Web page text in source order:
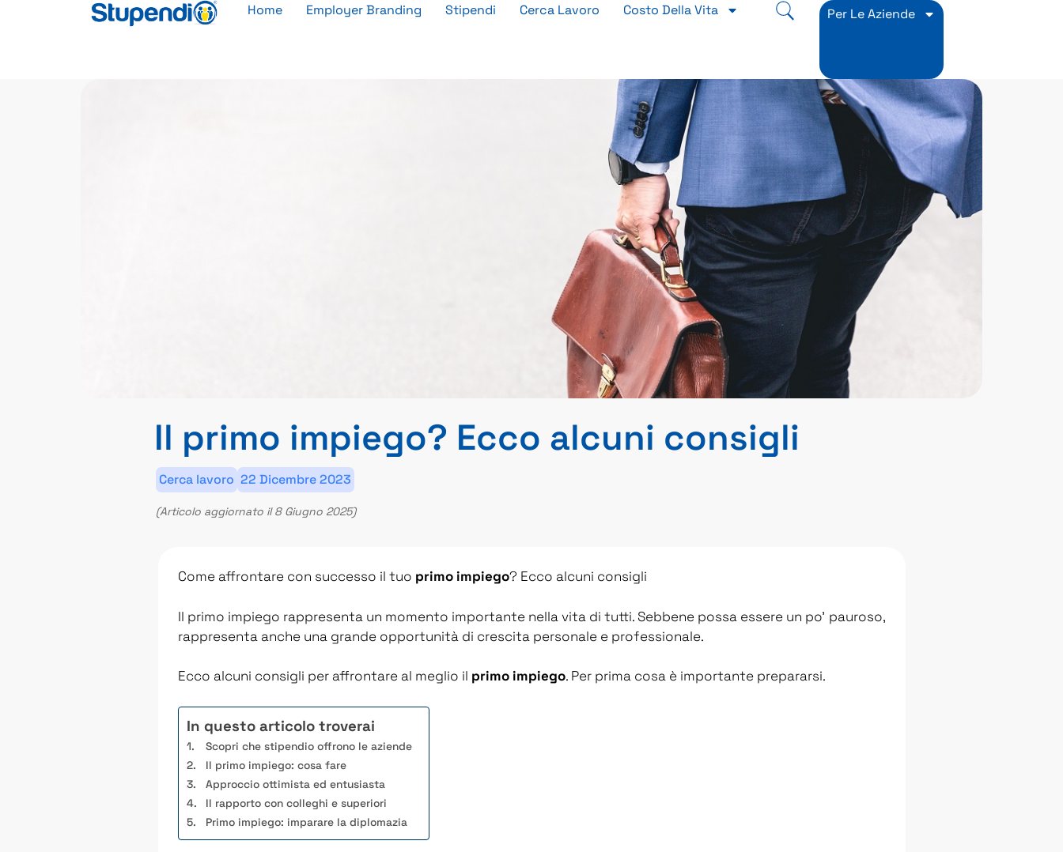
Home Employer Branding Stipendi Cerca Lavoro Costo Della Vita Per Le Aziende
Il primo impiego? Ecco alcuni consigli
Cerca lavoro 22 Dicembre 2023
(Articolo aggiornato il 8 Giugno 2025)
Come affrontare con successo il tuo primo impiego? Ecco alcuni consigli
Il primo impiego rappresenta un momento importante nella vita di tutti. Sebbene possa essere un po’ pauroso,
rappresenta anche una grande opportunità di crescita personale e professionale.
Ecco alcuni consigli per affrontare al meglio il primo impiego. Per prima cosa è importante prepararsi.
In questo articolo troverai
Scopri che stipendio offrono le aziende
Il primo impiego: cosa fare
Approccio ottimista ed entusiasta
Il rapporto con colleghi e superiori
Primo impiego: imparare la diplomazia